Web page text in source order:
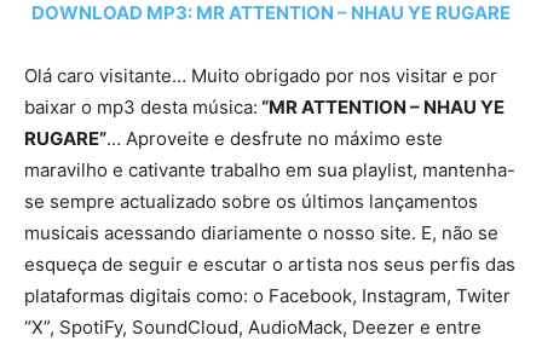
DOWNLOAD MP3: MR ATTENTION – NHAU YE RUGARE
Olá caro visitante… Muito obrigado por nos visitar e por
baixar o mp3 desta música: “MR ATTENTION – NHAU YE
RUGARE”… Aproveite e desfrute no máximo este
maravilho e cativante trabalho em sua playlist, mantenha-
se sempre actualizado sobre os últimos lançamentos
musicais acessando diariamente o nosso site. E, não se
esqueça de seguir e escutar o artista nos seus perfis das
plataformas digitais como: o Facebook, Instagram, Twiter
“X”, SpotiFy, SoundCloud, AudioMack, Deezer e entre